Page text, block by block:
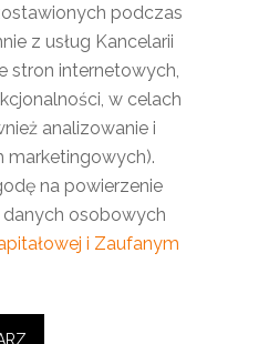
podczas
z usług Kancelarii
stron internetowych,
w celach
analizowanie i
marketingowych).
na powierzenie
osobowych
i Zaufanym